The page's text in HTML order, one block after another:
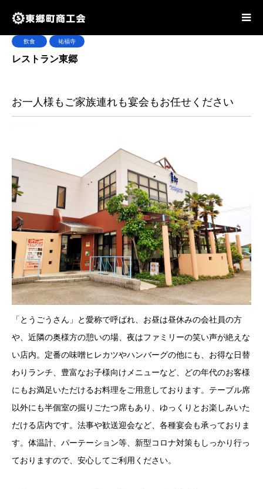
飲食 祐福寺
レストラン東郷
お一人様もご家族連れも宴会もお任せください
「とうごうさん」と愛称で呼ばれ、お昼は昼休みの会社員の方
や、近隣の奥様方の憩いの場、夜はファミリーの笑い声が絶えな
い店内。定番の味噌ヒレカツやハンバーグの他にも、お得な日替
わりランチ、豊富なお子様向けメニューなど、どの年代のお客様
にもお満足いただけるお料理をご用意しております。テーブル席
以外にも半個室の掘りごたつ席もあり、ゆっくりとお楽しみいた
だける店内です。法事や歓送迎会など、各種宴会も承っておりま
す。体温計、パーテーション等、新型コロナ対策もしっかり行っ
ておりますので、安心してご利用ください。